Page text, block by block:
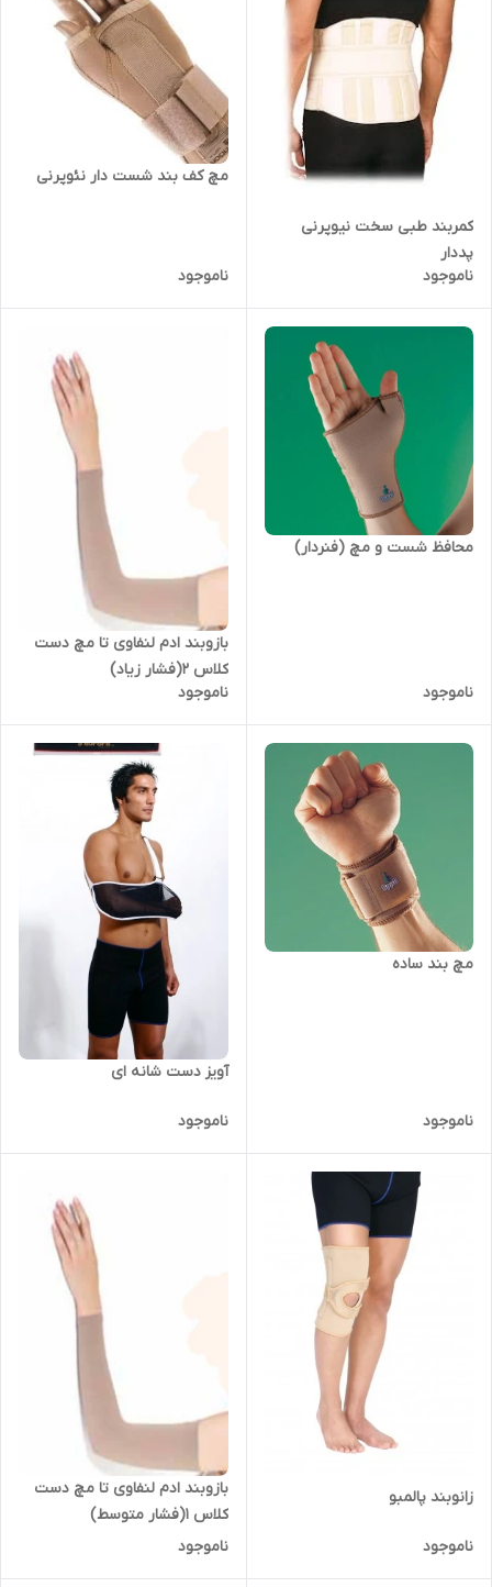
کمربند طبی سخت نیوپرنی
پددار
ناموجود
مچ کف بند شست دار نئوپرنی
ناموجود
محافظ شست و مچ (فنردار)
ناموجود
بازوبند ادم لنفاوی تا مچ دست
کلاس 2(فشار زیاد)
ناموجود
مچ بند ساده
ناموجود
آویز دست شانه ای
ناموجود
زانوبند پالمبو
ناموجود
بازوبند ادم لنفاوی تا مچ دست
کلاس 1(فشار متوسط)
ناموجود